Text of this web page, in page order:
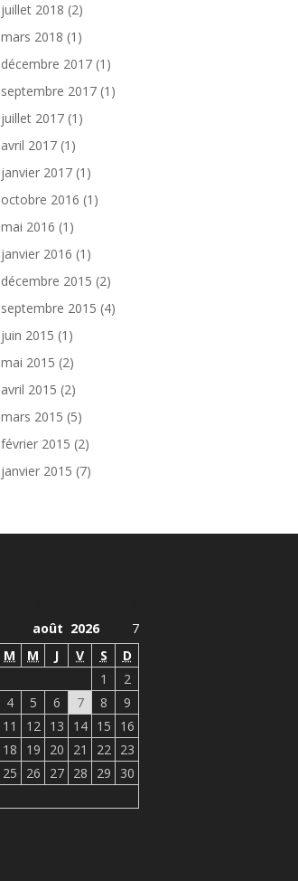
juillet 2018 (2)
mars 2018 (1)
décembre 2017 (1)
septembre 2017 (1)
juillet 2017 (1)
avril 2017 (1)
janvier 2017 (1)
octobre 2016 (1)
mai 2016 (1)
janvier 2016 (1)
décembre 2015 (2)
septembre 2015 (4)
juin 2015 (1)
mai 2015 (2)
avril 2015 (2)
mars 2015 (5)
février 2015 (2)
janvier 2015 (7)
7
août 2026
M M J V S
D
1
2
4 5 6 7 8
9
11 12 13 14 15
16
18 19 20 21 22
23
25 26 27 28 29
30